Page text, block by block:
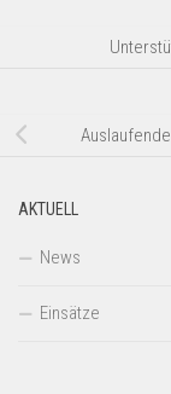
AKTUELL
News
Einsätze